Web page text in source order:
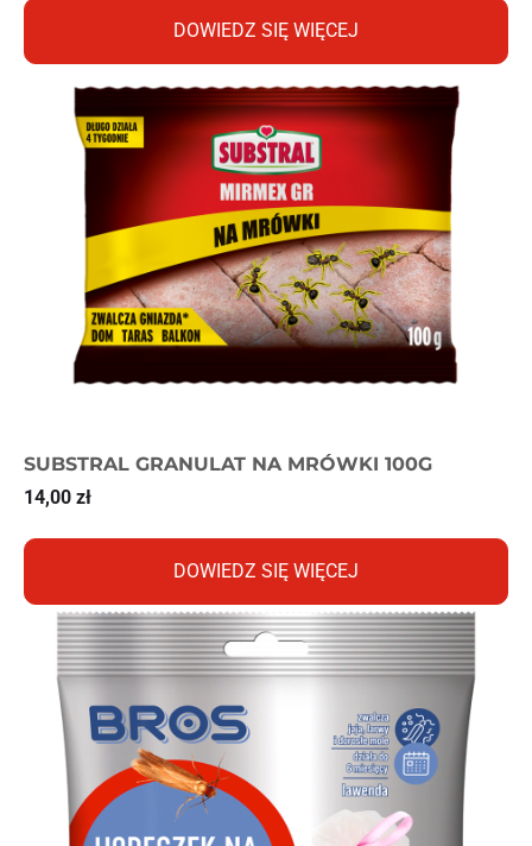
DOWIEDZ SIĘ WIĘCEJ
SUBSTRAL GRANULAT NA MRÓWKI 100G
14,00 zł
DOWIEDZ SIĘ WIĘCEJ